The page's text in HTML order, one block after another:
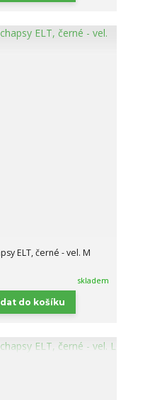
ELT, černé - vel. M
skladem
do košíku